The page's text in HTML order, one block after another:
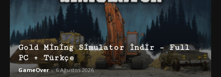
Gold Mining Simulator İndir – Full
PC + Türkçe
GameOver - 6 Ağustos 2026